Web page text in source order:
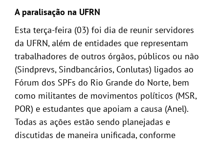
A paralisação na UFRN
Esta terça-feira (03) foi dia de reunir servidores
da UFRN, além de entidades que representam
trabalhadores de outros órgãos, públicos ou não
(Sindprevs, Sindbancários, Conlutas) ligados ao
Fórum dos SPFs do Rio Grande do Norte, bem
como militantes de movimentos políticos (MSR,
POR) e estudantes que apoiam a causa (Anel).
Todas as ações estão sendo planejadas e
discutidas de maneira unificada, conforme